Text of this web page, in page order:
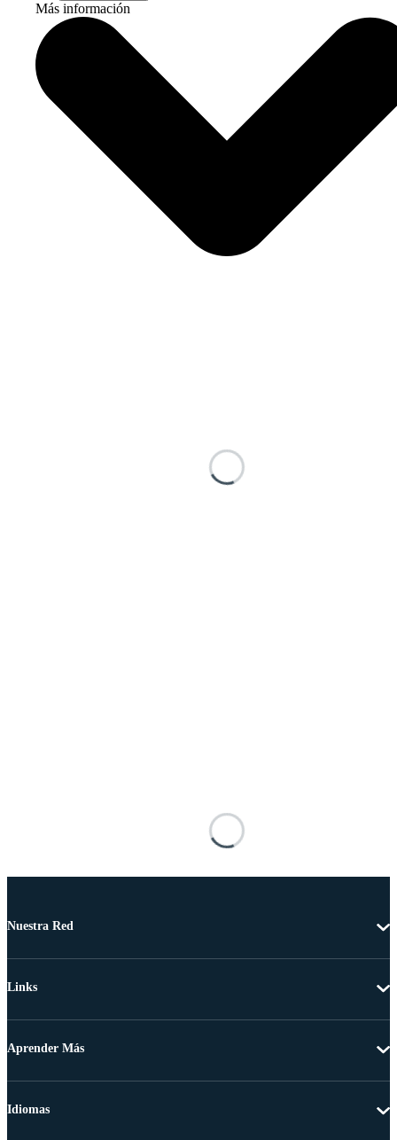
Más información
Nuestra Red
Links
Aprender Más
Idiomas